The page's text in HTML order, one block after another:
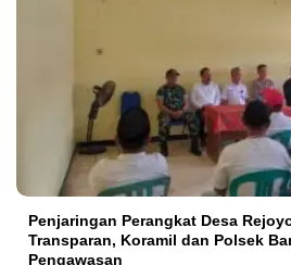
Penjaringan Perangkat Desa
Transparan, Koramil dan Polsek
Pengawasan